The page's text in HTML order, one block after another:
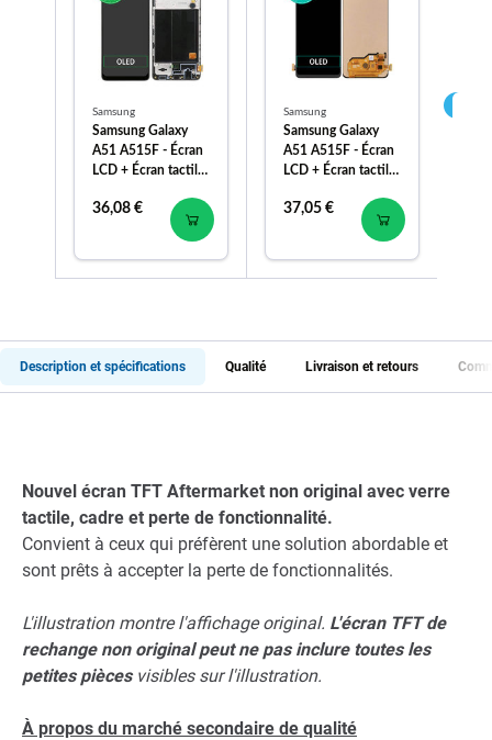
Samsung
Samsung Galaxy
A51 A515F - Écran
LCD + Écran tactile
Aftermarket
(Panneau de petite
36,08 €
Samsung
Samsung Galaxy
A51 A515F - Écran
LCD + Écran tactile
37,05 €
Description et spécifications Qualité Livraison et retours
Nouvel écran TFT Aftermarket non original avec verre
tactile, cadre et perte de fonctionnalité.
Convient à ceux qui préfèrent une solution abordable et
sont prêts à accepter la perte de fonctionnalités.
L'illustration montre l'affichage original. L'écran TFT de
rechange non original peut ne pas inclure toutes les
petites piècesvisibles sur l'illustration.
À propos du marché secondaire de qualité